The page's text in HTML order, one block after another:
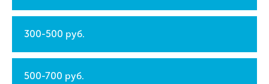
300-500 руб.
500-700 руб.